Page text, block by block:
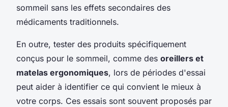
sommeil sans les effets secondaires des
médicaments traditionnels.
En outre, tester des produits spécifiquement
conçus pour le sommeil, comme des oreillers et
matelas ergonomiques, lors de périodes d'essai
peut aider à identifier ce qui convient le mieux à
votre corps. Ces essais sont souvent proposés par